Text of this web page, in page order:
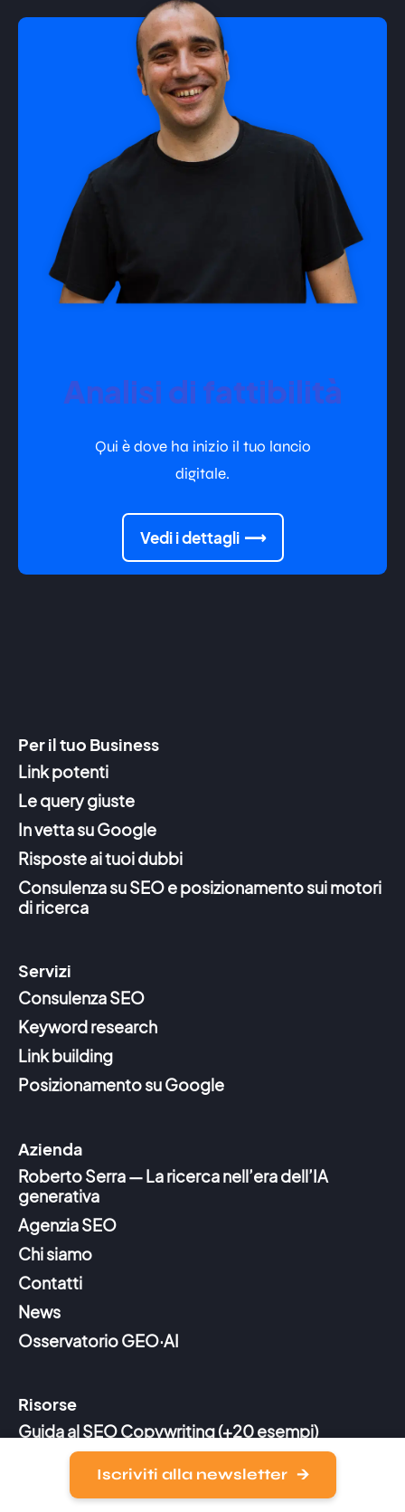
Iscriviti alla newsletter
Analisi di fattibilità
Qui è dove ha inizio il tuo lancio
digitale.
Vedi i dettagli
Per il tuo Business
Link potenti
Le query giuste
In vetta su Google
Risposte ai tuoi dubbi
Consulenza su SEO e posizionamento sui motori
di ricerca
Servizi
Consulenza SEO
Keyword research
Link building
Posizionamento su Google
Azienda
Roberto Serra — La ricerca nell’era dell’IA
generativa
Agenzia SEO
Chi siamo
Contatti
News
Osservatorio GEO·AI
Risorse
Guida al SEO Copywriting (+20 esempi)
Google Search Quality Guidelines
Guida al Google knowledge graph